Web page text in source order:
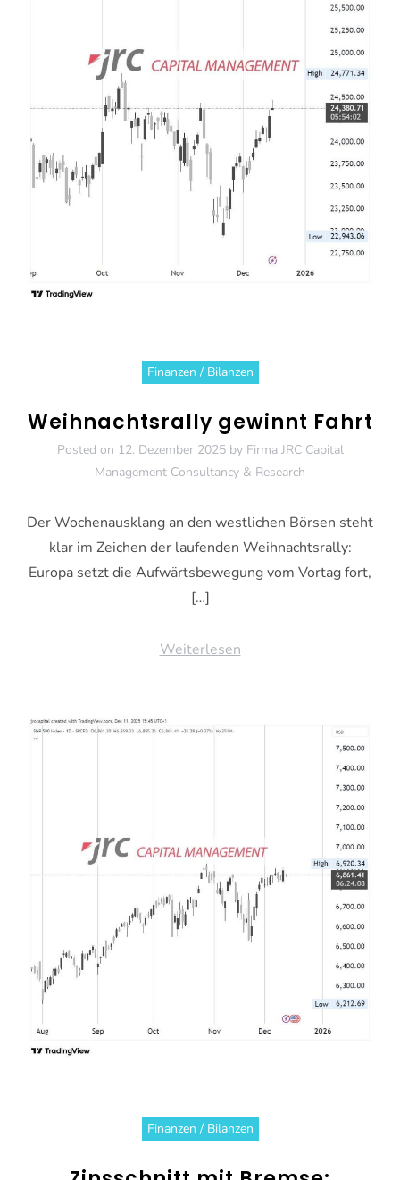
Finanzen / Bilanzen
Weihnachtsrally gewinnt Fahrt
Posted on 12. Dezember 2025by Firma JRC Capital
Management Consultancy & Research
Der Wochenausklang an den westlichen Börsen steht
klar im Zeichen der laufenden Weihnachtsrally:
Europa setzt die Aufwärtsbewegung vom Vortag fort,
[…]
Weiterlesen
Finanzen / Bilanzen